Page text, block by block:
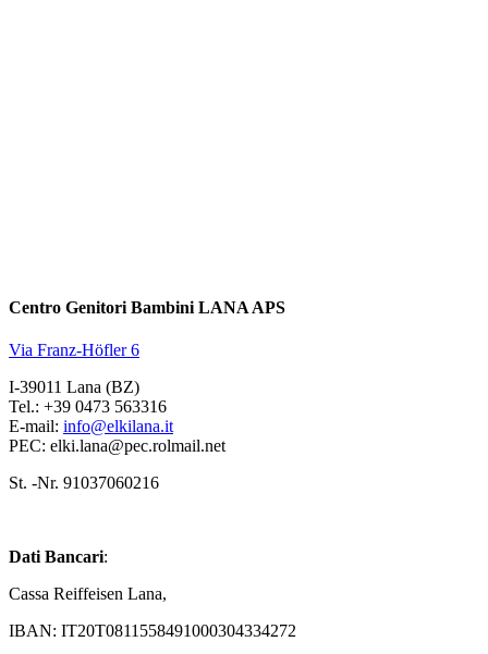
Centro Genitori Bambini LANA APS
Via Franz-Höfler 6
I-39011 Lana (BZ)
Tel.: +39 0473 563316
E-mail: info@elkilana.it
PEC: elki.lana@pec.rolmail.net
St. -Nr. 91037060216
Dati Bancari:
Cassa Reiffeisen Lana,
IBAN: IT20T0811558491000304334272